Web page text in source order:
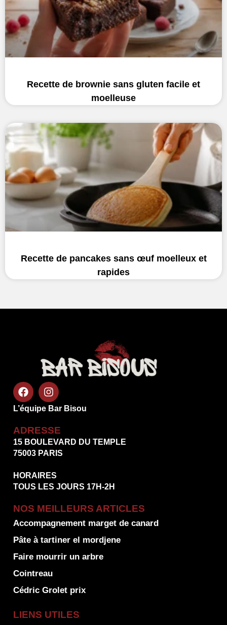
Recette de brownie sans gluten facile et
moelleuse
Recette de pancakes sans œuf moelleux et
rapides
L’équipe Bar Bisou
ADRESSE
15 BOULEVARD DU TEMPLE
75003 PARIS
HORAIRES
TOUS LES JOURS 17H-2H
NOS MEILLEURS ARTICLES
Accompagnement marget de canard
Pâte à tartiner el mordjene
Faire mourrir un arbre
Cointreau
Cédric Grolet prix
LIENS UTILES